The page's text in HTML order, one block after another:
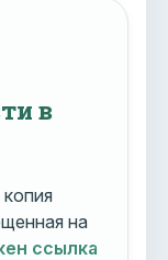
в
на
ссылка